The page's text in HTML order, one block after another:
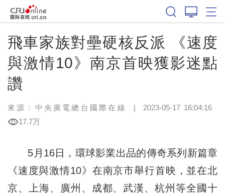
飛車家族對壘硬核反派 《速度
與激情10》南京首映獲影迷點
讚
來源：中央廣電總台國際在線 | 2023-05-17 16:04:16
17.7万
5月16日，環球影業出品的傳奇系列新篇章
《速度與激情10》在南京市舉行首映，並在北
京、上海、廣州、成都、武漢、杭州等全國十